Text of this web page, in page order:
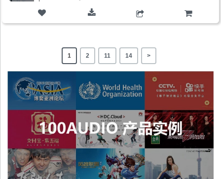
购物车
1 2 11 14 >